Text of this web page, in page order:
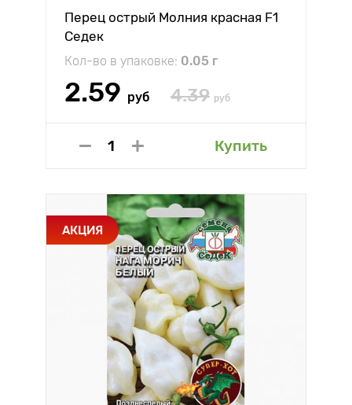
Перец острый Молния красная F1
Седек
Кол-во в упаковке: 0.05 г
2.59 руб 4.39 руб
Купить
АКЦИЯ